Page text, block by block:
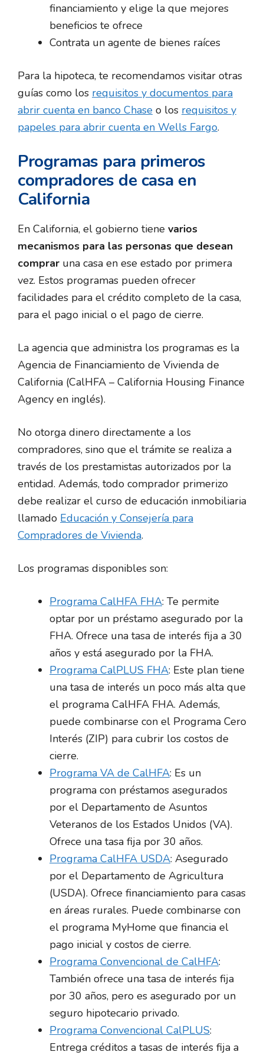
financiamiento y elige la que mejores
beneficios te ofrece
Contrata un agente de bienes raíces
Para la hipoteca, te recomendamos visitar otras
guías como los requisitos y documentos para
abrir cuenta en banco Chase o los requisitos y
papeles para abrir cuenta en Wells Fargo.
Programas para primeros
compradores de casa en
California
En California, el gobierno tiene varios
mecanismos para las personas que desean
comprar una casa en ese estado por primera
vez. Estos programas pueden ofrecer
facilidades para el crédito completo de la casa,
para el pago inicial o el pago de cierre.
La agencia que administra los programas es la
Agencia de Financiamiento de Vivienda de
California (CalHFA – California Housing Finance
Agency en inglés).
No otorga dinero directamente a los
compradores, sino que el trámite se realiza a
través de los prestamistas autorizados por la
entidad. Además, todo comprador primerizo
debe realizar el curso de educación inmobiliaria
llamado Educación y Consejería para
Compradores de Vivienda.
Los programas disponibles son:
Programa CalHFA FHA: Te permite
optar por un préstamo asegurado por la
FHA. Ofrece una tasa de interés fija a 30
años y está asegurado por la FHA.
Programa CalPLUS FHA: Este plan tiene
una tasa de interés un poco más alta que
el programa CalHFA FHA. Además,
puede combinarse con el Programa Cero
Interés (ZIP) para cubrir los costos de
cierre.
Programa VA de CalHFA: Es un
programa con préstamos asegurados
por el Departamento de Asuntos
Veteranos de los Estados Unidos (VA).
Ofrece una tasa fija por 30 años.
Programa CalHFA USDA: Asegurado
por el Departamento de Agricultura
(USDA). Ofrece financiamiento para casas
en áreas rurales. Puede combinarse con
el programa MyHome que financia el
pago inicial y costos de cierre.
Programa Convencional de CalHFA:
También ofrece una tasa de interés fija
por 30 años, pero es asegurado por un
seguro hipotecario privado.
Programa Convencional CalPLUS:
Entrega créditos a tasas de interés fija a